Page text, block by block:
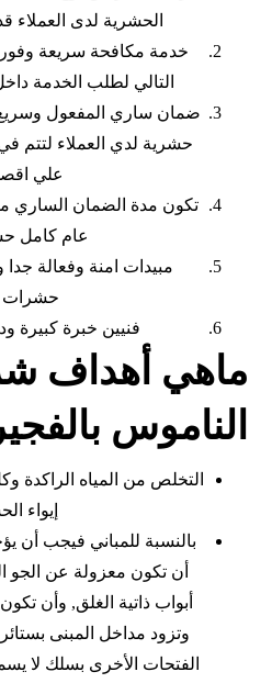
الحشرية لدى العملاء
خدمة مكافحة سريعة
التالي لطلب الخدمة
ضمان ساري المفعول
حشرية لدي العملاء لتتم
علي
عام كامل
مبيدات امنة وفعالة
حشرات
فنيين خبرة كبيرة
ماهي أهداف
الناموس
التخلص من المياه
إيواء
بالنسبة للمباني فيجب أن
أن تكون معزولة عن الجو
أبواب ذاتية الغلق, وأن
الفتحات الأخرى بسلك لا